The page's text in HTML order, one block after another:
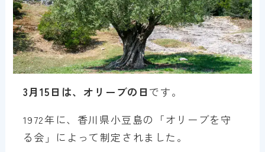
3月15日は、オリーブの日 です。
1972年に、香川県小豆島の「オリーブを守
る会」によって制定されました。